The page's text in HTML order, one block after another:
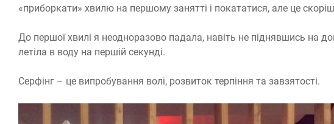
«приборкати» хвилю на першому занятті і покататися, але це
До першої хвилі я неодноразово падала, навіть не піднявшись на
летіла в воду на першій секунді.
Серфінг – це випробування волі, розвиток терпіння та завзятості.